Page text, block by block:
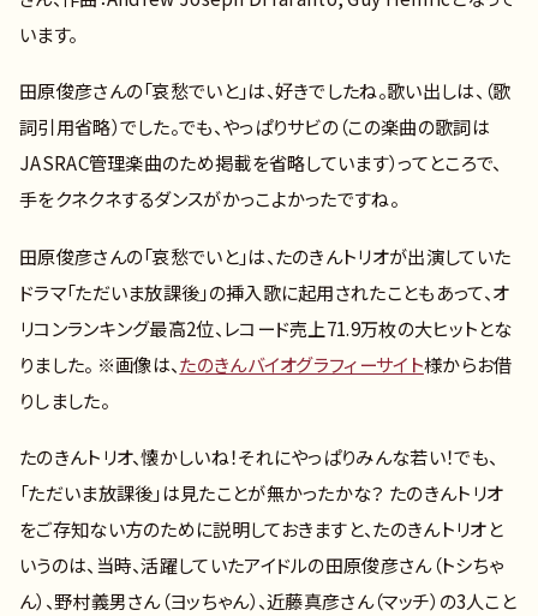
います。
田原俊彦さんの「哀愁でいと」は、好きでしたね。歌い出しは、（歌
詞引用省略）でした。でも、やっぱりサビの（この楽曲の歌詞は
JASRAC管理楽曲のため掲載を省略しています）ってところで、
手をクネクネするダンスがかっこよかったですね。
田原俊彦さんの「哀愁でいと」は、たのきんトリオが出演していた
ドラマ「ただいま放課後」の挿入歌に起用されたこともあって、オ
リコンランキング最高2位、レコード売上71.9万枚の大ヒットとな
りました。 ※画像は、たのきんバイオグラフィーサイト様からお借
りしました。
たのきんトリオ、懐かしいね！それにやっぱりみんな若い！でも、
「ただいま放課後」は見たことが無かったかな？ たのきんトリオ
をご存知ない方のために説明しておきますと、たのきんトリオと
いうのは、当時、活躍していたアイドルの田原俊彦さん（トシちゃ
ん）、野村義男さん（ヨッちゃん）、近藤真彦さん（マッチ）の3人こと